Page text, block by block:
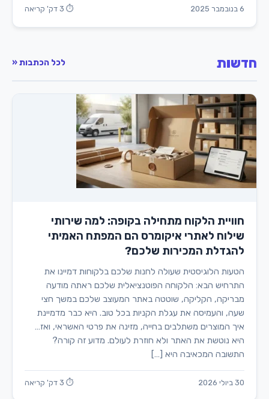
6 בנובמבר 2025 ⏱ 3 דק' קריאה
חדשות לכל הכתבות «
חוויית הלקוח מתחילה בקופה: למה שירותי
שילוח לאתרי איקומרס הם המפתח האמיתי
להגדלת המכירות שלכם?
הטעות הלוגיסטית שעולה לחנות שלכם בלקוחות דמיינו את
התרחיש הבא: הלקוחה הפוטנציאלית שלכם ראתה מודעה
מבריקה, הקליקה, שוטטה באתר המעוצב שלכם במשך חצי
שעה, והעמיסה את עגלת הקניות בכל טוב. היא כבר מדמיינת
איך המוצרים משתלבים בחייה, מזינה את פרטי האשראי, ואז…
היא נוטשת את האתר ולא חוזרת לעולם. מדוע זה קורה?
התשובה המכאיבה היא […]
30 ביולי 2026 ⏱ 3 דק' קריאה